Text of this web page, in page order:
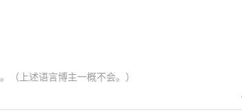
（上述语言博主一概不会。）